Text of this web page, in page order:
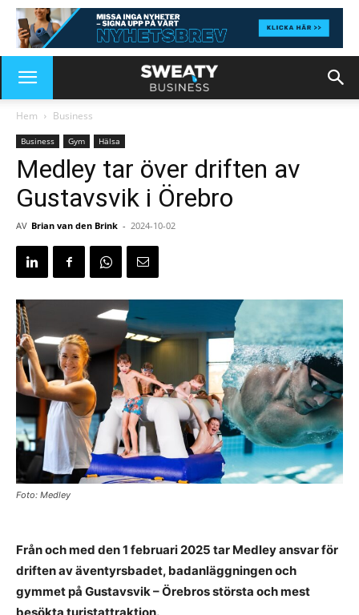
Hem Business
Business Gym Hälsa
Medley tar över driften av
Gustavsvik i Örebro
AV Brian van den Brink - 2024-10-02
Foto: Medley
Från och med den 1 februari 2025 tar Medley ansvar för
driften av äventyrsbadet, badanläggningen och
gymmet på Gustavsvik – Örebros största och mest